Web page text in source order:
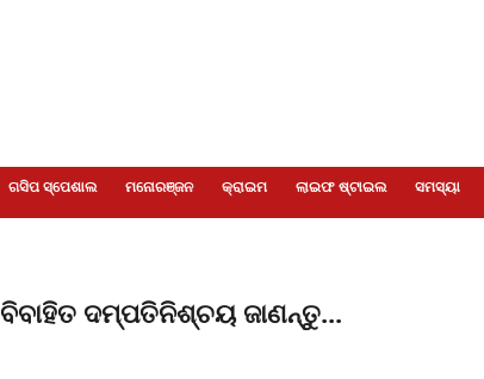
ଗସିପ ସ୍ପେଶାଲ ମନୋରଞ୍ଜନ କ୍ରାଇମ ଲାଇଫ ଷ୍ଟାଇଲ ସମସ୍ୟା
ବିବାହିତ ଦମ୍ପତିନିଶ୍ଚୟ ଜାଣନ୍ତୁ...